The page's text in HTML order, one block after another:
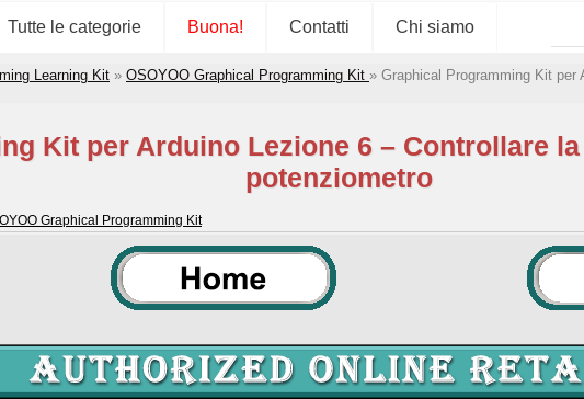
Tutte le categorie Buona! Contatti Chi siamo
Learning Kit » OSOYOO Graphical Programming Kit » Graphical Programming Kit per
Kit per Arduino Lezione 6 – Controllare
potenziometro
Graphical Programming Kit